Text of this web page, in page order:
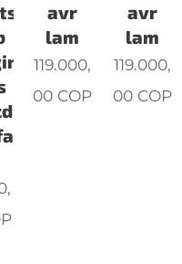
avr
lam
119.000,
00COP
avr
lam
119.000,
00COP